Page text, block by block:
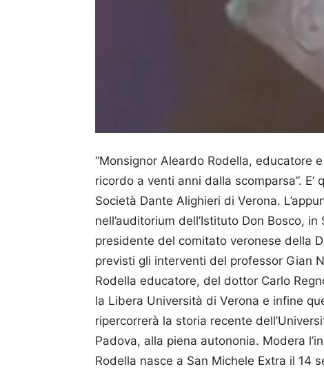
“Monsignor Aleardo Rodella, educatore
ricordo a venti anni dalla scomparsa”.
Società Dante Alighieri di Verona.
nell’auditorium dell’Istituto Don Bosco,
presidente del comitato veronese della
previsti gli interventi del professor Gian
Rodella educatore, del dottor Carlo
la Libera Università di Verona e infine
ripercorrerà la storia recente
Padova, alla piena autononia. Modera
Rodella nasce a San Michele Extra il 14